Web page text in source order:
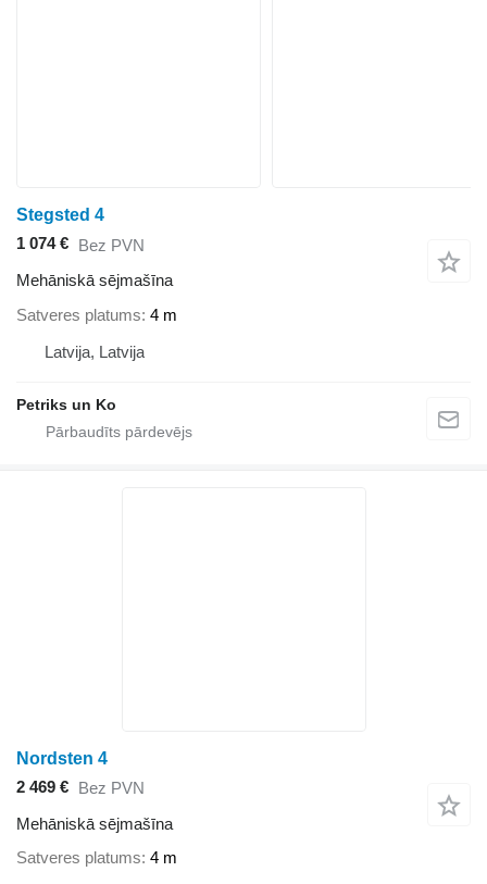
Stegsted 4
1 074 € Bez PVN
Mehāniskā sējmašīna
Satveres platums 4 m
Latvija, Latvija
Petriks un Ko
Nordsten 4
2 469 € Bez PVN
Mehāniskā sējmašīna
Satveres platums 4 m